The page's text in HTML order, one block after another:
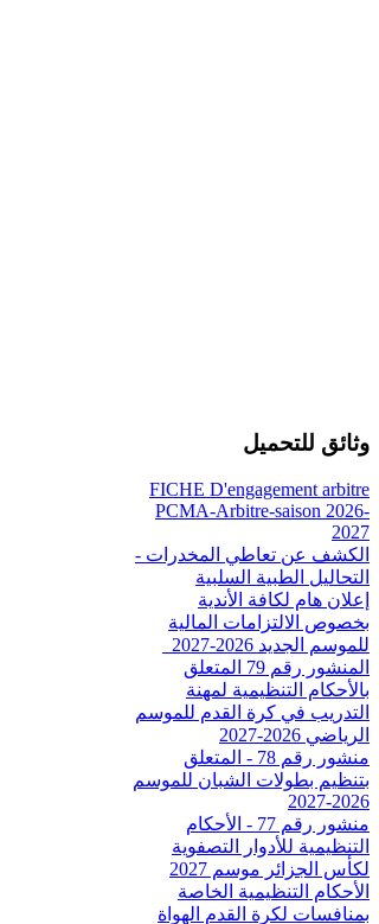
وثائق للتحميل
FICHE D'engagement arbitre
PCMA-Arbitre-saison 2026-
2027
الكشف عن تعاطي المخدرات -
التحاليل الطبية السلبية
إعلان هام لكافة الأندية
بخصوص الالتزامات المالية
للموسم الجديد 2026-2027_
المنشور رقم 79 المتعلق
بالأحكام التنظيمية لمهنة
التدريب في كرة القدم للموسم
الرياضي 2026-2027
منشور رقم 78 - المتعلق
بتنظيم بطولات الشبان للموسم
2026-2027
منشور رقم 77 - الأحكام
التنظيمية للأدوار التصفوية
لكأس الجزائر موسم 2027
الأحكام التنظيمية الخاصة
بمنافسات لكرة القدم الهواة